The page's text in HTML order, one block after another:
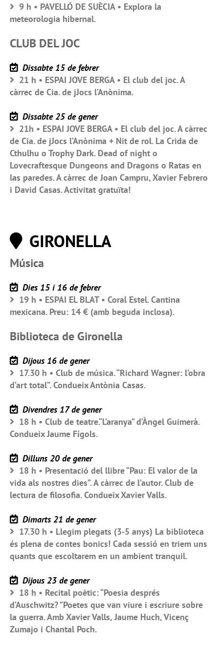
9 h • PAVELLÓ DE SUÈCIA • Explora la
meteorologia hibernal.
CLUB DEL JOC
Dissabte 15 de febrer
21 h • ESPAI JOVE BERGA • El club del joc. A
càrrec de Cia. de jJocs l’Anònima.
Dissabte 25 de gener
21h • ESPAI JOVE BERGA • El club del joc. A càrrec
de Cia. de jJocs l’Anònima + Nit de rol. La Crida de
Cthulhu o Trophy Dark. Dead of night o
Lovecraftesque Dungeons and Dragons o Ratas en
las paredes. A càrrec de Joan Campru, Xavier Febrero
i David Casas. Activitat gratuïta!
GIRONELLA
Música
Dies 15 i 16 de febrer
19 h • ESPAI EL BLAT • Coral Estel. Cantina
mexicana. Preu: 14 € (amb beguda inclosa).
Biblioteca de Gironella
Dijous 16 de gener
17.30 h • Club de música. “Richard Wagner: l’obra
d’art total”. Condueix Antònia Casas.
Divendres 17 de gener
18 h • Club de teatre.“L’aranya” d’Àngel Guimerà.
Condueix Jaume Fígols.
Dilluns 20 de gener
18 h • Presentació del llibre “Pau: El valor de la
vida als nostres dies”. A càrrec de l’autor. Club de
lectura de filosofia. Condueix Xavier Valls.
Dimarts 21 de gener
17.30 h • Llegim plegats (3-5 anys) La biblioteca
és plena de contes bonics! Cada sessió en triem uns
quants que escoltarem en un ambient tranquil.
Dijous 23 de gener
18 h • Recital poètic: “Poesia després
d’Auschwitz? ”Poetes que van viure i escriure sobre
la guerra. Amb Xavier Valls, Jaume Huch, Vicenç
Zumajo i Chantal Poch.